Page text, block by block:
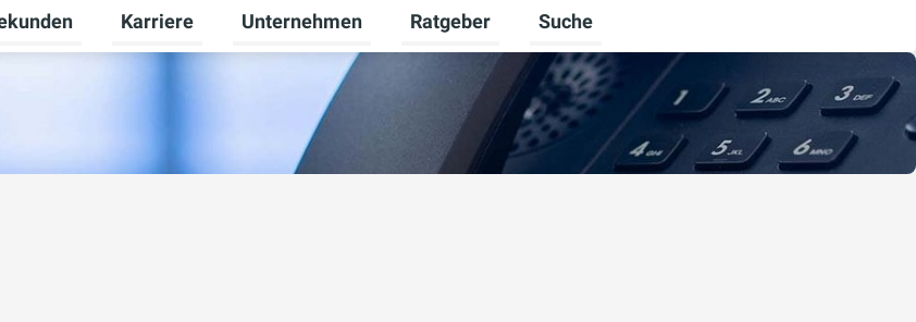
für Privatkunden umschalten
Untermenü für Gewerbekunden umschalten
Karriere
Untermenü für Karriere umschalten
Unternehmen
Untermenü für Unternehmen umschalten
Ratgeber
Untermenü für Ratgeber umschalten
Suche